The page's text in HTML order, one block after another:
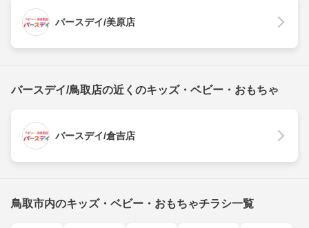
バースデイ/美原店
バースデイ/鳥取店の近くのキッズ・ベビー・おもちゃ
バースデイ/倉吉店
鳥取市内のキッズ・ベビー・おもちゃチラシ一覧